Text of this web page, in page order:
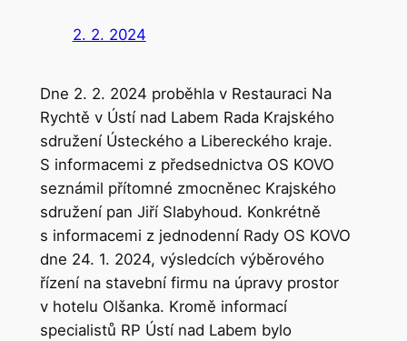
2. 2. 2024
Dne 2. 2. 2024 proběhla v Restauraci Na
Rychtě v Ústí nad Labem Rada Krajského
sdružení Ústeckého a Libereckého kraje.
S informacemi z předsednictva OS KOVO
seznámil přítomné zmocněnec Krajského
sdružení pan Jiří Slabyhoud. Konkrétně
s informacemi z jednodenní Rady OS KOVO
dne 24. 1. 2024, výsledcích výběrového
řízení na stavební firmu na úpravy prostor
v hotelu Olšanka. Kromě informací
specialistů RP Ústí nad Labem bylo